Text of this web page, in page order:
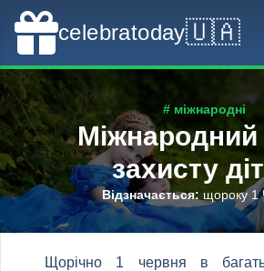
celebratoday🇺🇦
# міжнародні
Міжнародний
захисту
Відзначається: щороку 1
Щорічно 1 червня в